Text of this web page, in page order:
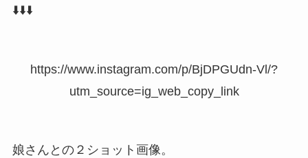
⬇️⬇️⬇️
https://www.instagram.com/p/BjDPGUdn-Vl/?
utm_source=ig_web_copy_link
娘さんとの２ショット画像。